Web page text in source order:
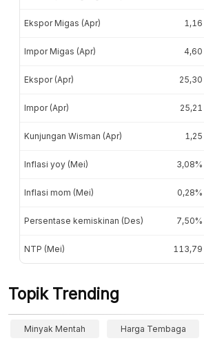
Ekspor Migas (Apr) 1,16
Impor Migas (Apr) 4,60
Ekspor (Apr) 25,30
Impor (Apr) 25,21
Kunjungan Wisman (Apr) 1,25
Inflasi yoy (Mei) 3,08%
Inflasi mom (Mei) 0,28%
Persentase kemiskinan (Des) 7,50%
NTP (Mei) 113,79
Topik Trending
Minyak Mentah Harga Tembaga